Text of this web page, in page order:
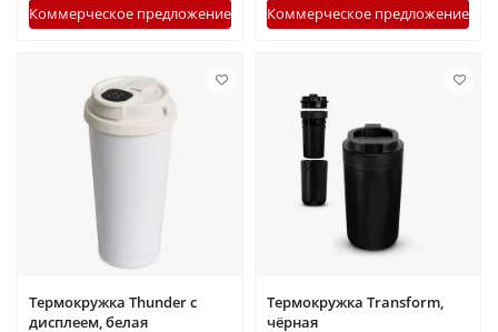
Коммерческое предложение Коммерческое предложение
Термокружка Thunder с
дисплеем, белая
Термокружка Transform,
чёрная